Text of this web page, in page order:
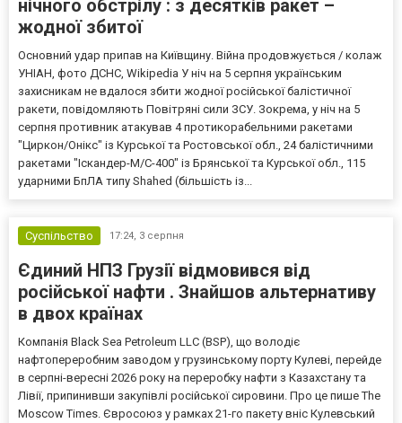
нічного обстрілу : з десятків ракет –
жодної збитої
Основний удар припав на Київщину. Війна продовжується / колаж
УНІАН, фото ДСНС, Wikipedia У ніч на 5 серпня українським
захисникам не вдалося збити жодної російської балістичної
ракети, повідомляють Повітряні сили ЗСУ. Зокрема, у ніч на 5
серпня противник атакував 4 протикорабельними ракетами
"Циркон/Онікс" із Курської та Ростовської обл., 24 балістичними
ракетами "Іскандер-М/С-400" із Брянської та Курської обл., 115
ударними БпЛА типу Shahed (більшість із...
Суспільство 17:24, 3 серпня
Єдиний НПЗ Грузії відмовився від
російської нафти . Знайшов альтернативу
в двох країнах
Компанія Black Sea Petroleum LLC (BSP), що володіє
нафтопереробним заводом у грузинському порту Кулеві, перейде
в серпні-вересні 2026 року на переробку нафти з Казахстану та
Лівії, припинивши закупівлі російської сировини. Про це пише The
Moscow Times. Євросоюз у рамках 21-го пакету вніс Кулевський